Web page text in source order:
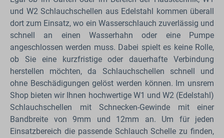
und W2 Schlauchschellen aus Edelstahl kommen überall
dort zum Einsatz, wo ein Wasserschlauch zuverlässig und
schnell an einen Wasserhahn oder eine Pumpe
angeschlossen werden muss. Dabei spielt es keine Rolle,
ob Sie eine kurzfristige oder dauerhafte Verbindung
herstellen möchten, da Schlauchschellen schnell und
ohne Beschädigungen gelöst werden können. Im unsrem
Shop bieten wir Ihnen hochwertige W1 und W2 (Edelstahl)
Schlauchschellen mit Schnecken-Gewinde mit einer
Bandbreite von 9mm und 12mm an. Um für jeden
Einsatzbereich die passende Schlauch Schelle zu finden,